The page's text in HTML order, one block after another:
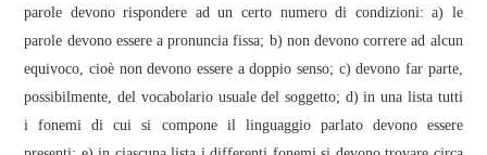
parole devono rispondere ad un certo numero di condizioni: a) le
parole devono essere a pronuncia fissa; b) non devono correre ad alcun
equivoco, cioè non devono essere a doppio senso; c) devono far parte,
possibilmente, del vocabolario usuale del soggetto; d) in una lista tutti
i fonemi di cui si compone il linguaggio parlato devono essere